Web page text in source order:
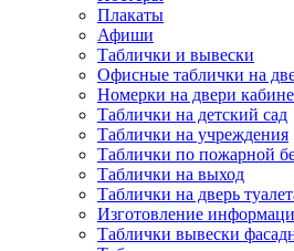
Плакаты
Афиши
Таблички и вывески
Офисные таблички на
Номерки на двери
Таблички на детский сад
Таблички на учреждения
Таблички по пожарной
Таблички на выход
Таблички на дверь
Изготовление
Таблички вывески